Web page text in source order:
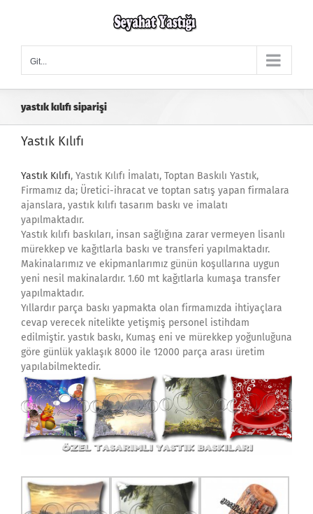
Git...
yastık kılıfı siparişi
Yastık Kılıfı
Yastık Kılıfı, Yastık Kılıfı İmalatı, Toptan Baskılı Yastık,
Firmamız da; Üretici-ihracat ve toptan satış yapan firmalara
ajanslara, yastık kılıfı tasarım baskı ve imalatı
yapılmaktadır.
Yastık kılıfı baskıları, insan sağlığına zarar vermeyen lisanlı
mürekkep ve kağıtlarla baskı ve transferi yapılmaktadır.
Makinalarımız ve ekipmanlarımız günün koşullarına uygun
yeni nesil makinalardır. 1.60 mt kağıtlarla kumaşa transfer
yapılmaktadır.
Yıllardır parça baskı yapmakta olan firmamızda ihtiyaçlara
cevap verecek nitelikte yetişmiş personel istihdam
edilmiştir. yastık baskı, Kumaş eni ve mürekkep yoğunluğuna
göre günlük yaklaşık 8000 ile 12000 parça arası üretim
yapılabilmektedir.